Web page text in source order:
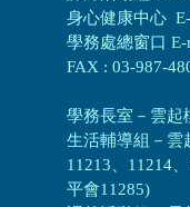
身心健康中心
學務處總窗口 E-
FAX : 03-987-
學務長室－雲起
生活輔導組 － 雲
11213、11214
平會11285)